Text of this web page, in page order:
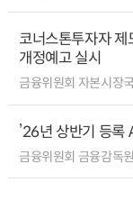
코너스톤투자자 제
개정예고 실시
금융위원회 자본시장
’26년 상반기 등록
금융위원회 금융감독